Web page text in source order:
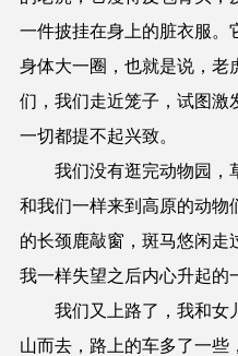
一件披挂在身上的脏衣服。
身体大一圈，也就是说，老
们，我们走近笼子，试图激
一切都提不起兴致。
我们没有逛完动物园，
和我们一样来到高原的动物
的长颈鹿敲窗，斑马悠闲走
我一样失望之后内心升起的
我们又上路了，我和女
山而去，路上的车多了一些